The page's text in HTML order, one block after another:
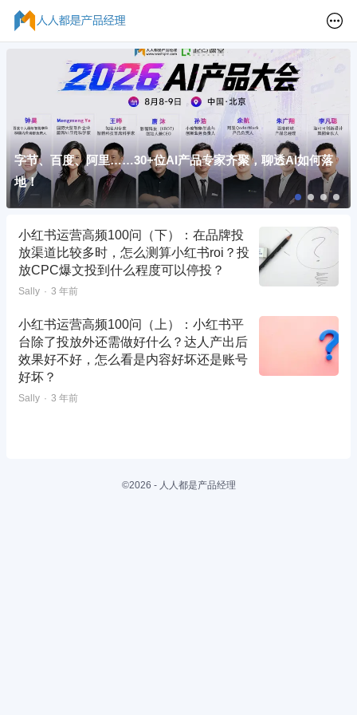
字节、百度、阿里……30+位AI产品专家齐聚，聊透AI如何落
地！
小红书运营高频100问（下）：在品牌投
放渠道比较多时，怎么测算小红书roi？投
放CPC爆文投到什么程度可以停投？
Sally 3 年前
小红书运营高频100问（上）：小红书平
台除了投放外还需做好什么？达人产出后
效果好不好，怎么看是内容好坏还是账号
好坏？
Sally 3 年前
©2026 - 人人都是产品经理